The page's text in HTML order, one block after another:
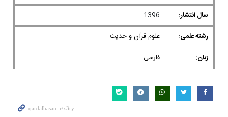
سال انتشار:
1396
رشته علمی:
علوم قرآن و حدیث
زبان:
فارسی